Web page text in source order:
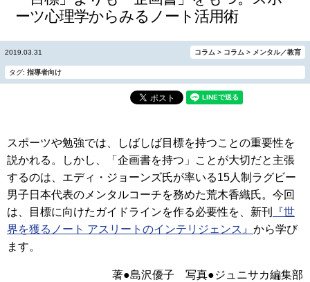
ーツ心理学からみるノート活用術
2019.03.31 コラム > コラム > メンタル／教育
タグ: 指導者向け
スポーツや勉強では、しばしば目標を持つことの重要性を
説かれる。しかし、「企画書を持つ」ことが大切だと主張
するのは、エディ・ジョーンズ氏が率いる15人制ラグビー
男子日本代表のメンタルコーチを務めた荒木香織氏。今回
は、目標に向けたガイドラインを作る必要性を、新刊
『世
界を獲るノート アスリートのインテリジェンス』 から学び
ます。
著●島沢優子 写真●ジュニサカ編集部